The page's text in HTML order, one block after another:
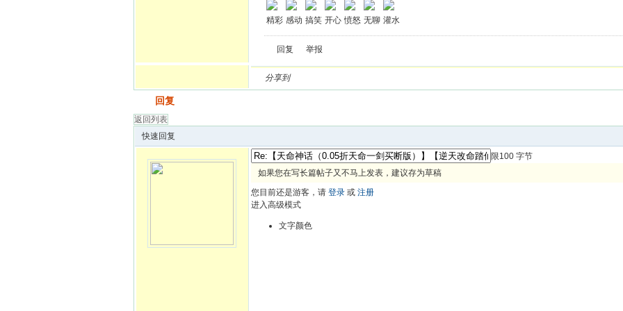
精彩 感动 搞笑 开心 愤怒 无聊 灌水
回复 举报
分享到
回复
返回列表
快速回复
限100 字节
如果您在写长篇帖子又不马上发表，建议存为草稿
您目前还是游客，请 登录 或 注册
进入高级模式
文字颜色